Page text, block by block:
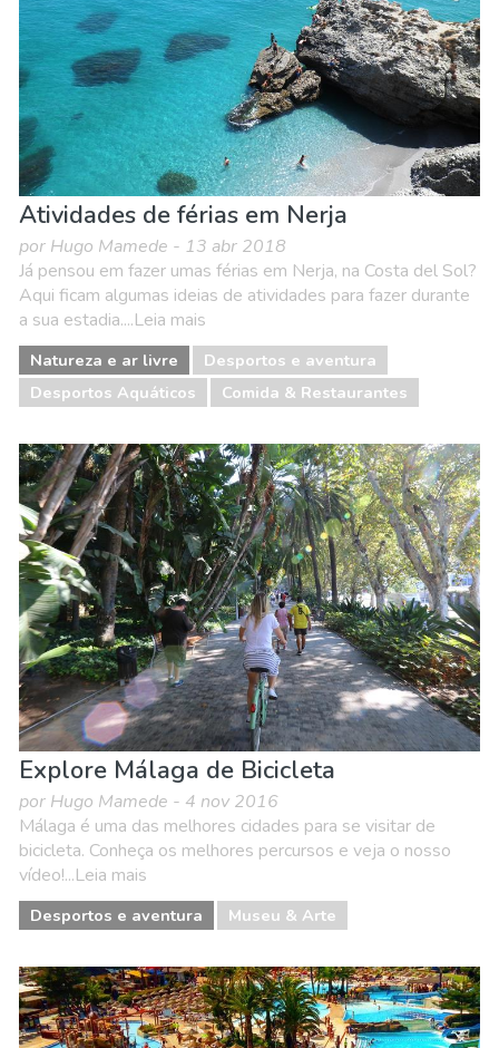
Atividades de férias em Nerja
por Hugo Mamede - 13 abr 2018
Já pensou em fazer umas férias em Nerja, na Costa del Sol?
Aqui ficam algumas ideias de atividades para fazer durante
a sua estadia....Leia mais
Natureza e ar livre
Desportos e aventura
Desportos Aquáticos
Comida & Restaurantes
Explore Málaga de Bicicleta
por Hugo Mamede - 4 nov 2016
Málaga é uma das melhores cidades para se visitar de
bicicleta. Conheça os melhores percursos e veja o nosso
vídeo!...Leia mais
Desportos e aventura Museu & Arte